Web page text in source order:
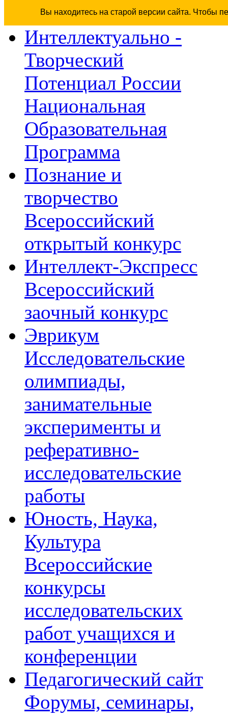
Вы находитесь на старой версии сайта. Чтобы
Интеллектуально -
Творческий
Потенциал России
Национальная
Образовательная
Программа
Познание и
творчество
Всероссийский
открытый конкурс
Интеллект-Экспресс
Всероссийский
заочный конкурс
Эврикум
Исследовательские
олимпиады,
занимательные
эксперименты и
реферативно-
исследовательские
работы
Юность, Наука,
Культура
Всероссийские
конкурсы
исследовательских
работ учащихся и
конференции
Педагогический сайт
Форумы, семинары,